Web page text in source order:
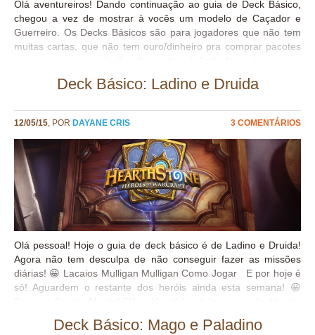
Olá aventureiros! Dando continuação ao guia de Deck Básico,
chegou a vez de mostrar à vocês um modelo de Caçador e
Guerreiro. Os Decks Básicos são para jogadores que não tem
muitas cartas, que não tem ouro/dinheiro pra comprar pacotes
de carta do mês CAÇADOR Consegui vencer Mech Mage com
básico de 3 heróis! Logo postaremos a lista de deck deles! 😀
Beijos e até mais! o// Fonte: Hearthhead – MardukTv
Deck Básico: Ladino e Druida
12/05/15, POR DAYANE CRIS 3 COMENTÁRIOS
Olá pessoal! Hoje o guia de deck básico é de Ladino e Druida!
Agora não tem desculpa de não conseguir fazer as missões
diárias! 😀 Lacaios Mulligan Mulligan Como Jogar E por hoje é
só! Aguardem o restante dos heróis ainda esta semana! 😀
Deck Básico: Mago e Paladino